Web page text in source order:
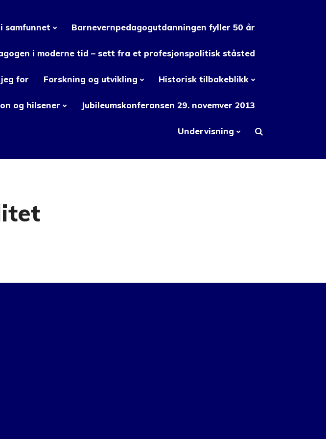
samfunnet Barnevernpedagogutdanningen fyller 50 år
i moderne tid – sett fra et profesjonspolitisk ståsted
for Forskning og utvikling Historisk tilbakeblikk
og hilsener Jubileumskonferansen 29. novemver 2013
Undervisning